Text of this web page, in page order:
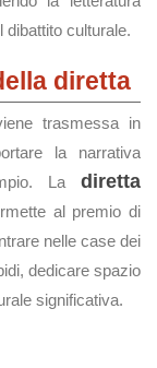
dibattito culturale.
diretta
trasmessa in
la narrativa
La diretta
al premio di
nelle case dei
dedicare spazio
significativa.